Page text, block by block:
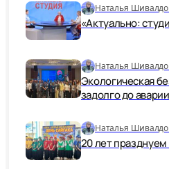
Наталья
«Актуально:
Наталья
Экологическая
задолго до аварии
Наталья
20 лет